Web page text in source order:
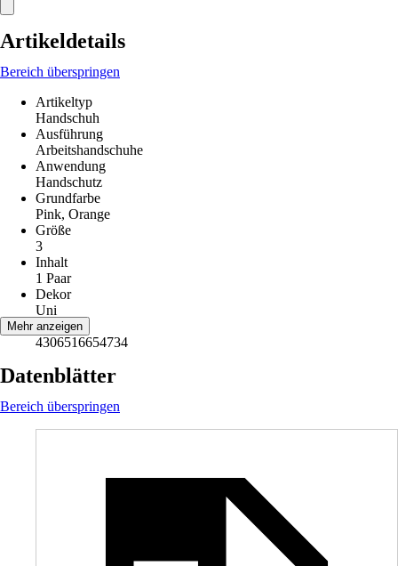
Artikeldetails
Bereich überspringen
Artikeltyp
Handschuh
Ausführung
Arbeitshandschuhe
Anwendung
Handschutz
Grundfarbe
Pink, Orange
Größe
3
Inhalt
1 Paar
Dekor
Uni
EAN
4306516654734
Mehr anzeigen
Datenblätter
Bereich überspringen